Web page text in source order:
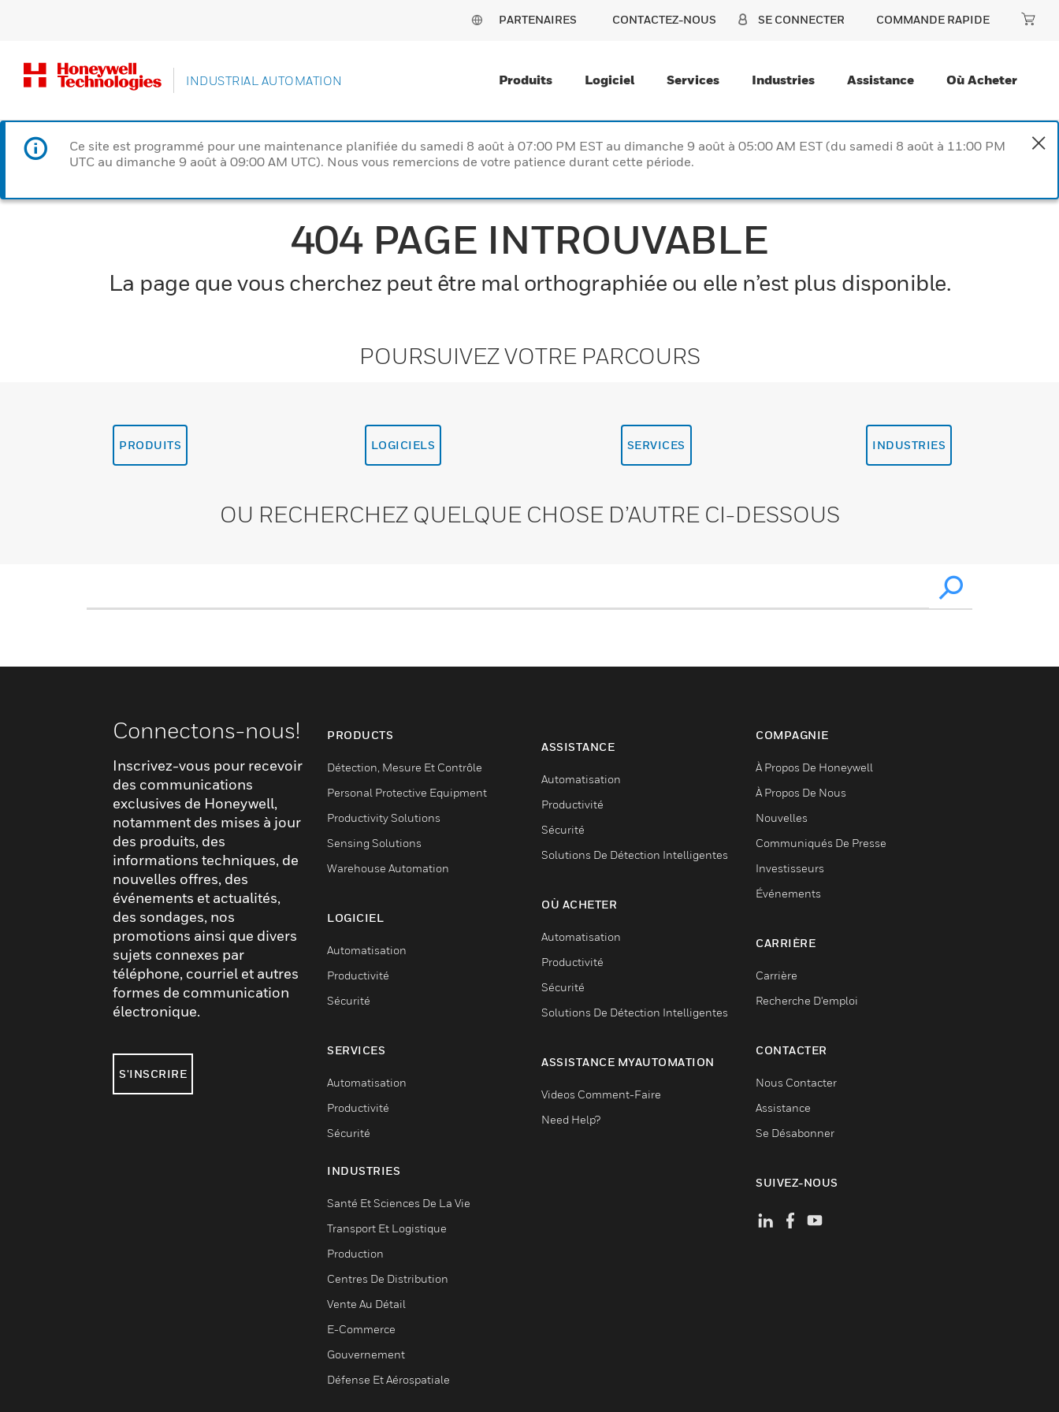
PARTENAIRES CONTACTEZ-NOUS SE CONNECTER COMMANDE RAPIDE
INDUSTRIAL AUTOMATION Produits Logiciel Services Industries Assistance Où Acheter
Ce site est programmé pour une maintenance planifiée du samedi 8 août à 07:00 PM EST au dimanche 9 août à 05:00 AM EST (du samedi 8 août à 11:00 PM
UTC au dimanche 9 août à 09:00 AM UTC). Nous vous remercions de votre patience durant cette période.
404 PAGE INTROUVABLE
La page que vous cherchez peut être mal orthographiée ou elle n’est plus disponible.
POURSUIVEZ VOTRE PARCOURS
PRODUITS LOGICIELS SERVICES INDUSTRIES
OU RECHERCHEZ QUELQUE CHOSE D’AUTRE CI-DESSOUS
Connectons-nous!
Inscrivez-vous pour recevoir
des communications
exclusives de Honeywell,
notamment des mises à jour
des produits, des
informations techniques, de
nouvelles offres, des
événements et actualités,
des sondages, nos
promotions ainsi que divers
sujets connexes par
téléphone, courriel et autres
formes de communication
électronique.
S'INSCRIRE
PRODUCTS
Détection, Mesure Et Contrôle
Personal Protective Equipment
Productivity Solutions
Sensing Solutions
Warehouse Automation
LOGICIEL
Automatisation
Productivité
Sécurité
SERVICES
Automatisation
Productivité
Sécurité
INDUSTRIES
Santé Et Sciences De La Vie
Transport Et Logistique
Production
Centres De Distribution
Vente Au Détail
E-Commerce
Gouvernement
Défense Et Aérospatiale
ASSISTANCE
Automatisation
Productivité
Sécurité
Solutions De Détection Intelligentes
OÙ ACHETER
Automatisation
Productivité
Sécurité
Solutions De Détection Intelligentes
ASSISTANCE MYAUTOMATION
Videos Comment-Faire
Need Help?
COMPAGNIE
À Propos De Honeywell
À Propos De Nous
Nouvelles
Communiqués De Presse
Investisseurs
Événements
CARRIÈRE
Carrière
Recherche D'emploi
CONTACTER
Nous Contacter
Assistance
Se Désabonner
SUIVEZ-NOUS